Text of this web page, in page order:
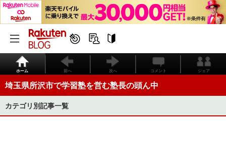
ホーム 前へ 次へ コメント シェア
埼玉県所沢市で学習塾を営む塾長の頭ん中
カテゴリ別記事一覧